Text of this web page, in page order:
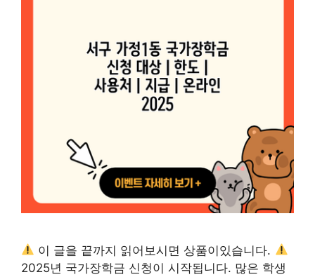
이 글을 끝까지 읽어보시면 상품이있습니다.
2025년 국가장학금 신청이 시작됩니다. 많은 학생